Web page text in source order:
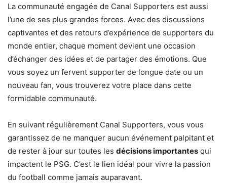
La communauté engagée de Canal Supporters est aussi
l’une de ses plus grandes forces. Avec des discussions
captivantes et des retours d’expérience de supporters du
monde entier, chaque moment devient une occasion
d’échanger des idées et de partager des émotions. Que
vous soyez un fervent supporter de longue date ou un
nouveau fan, vous trouverez votre place dans cette
formidable communauté.
En suivant régulièrement Canal Supporters, vous vous
garantissez de ne manquer aucun événement palpitant et
de rester à jour sur toutes les décisions importantes qui
impactent le PSG. C’est le lien idéal pour vivre la passion
du football comme jamais auparavant.